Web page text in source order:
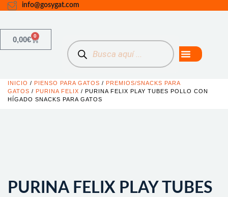
info@gosygat.com
0,00€ 0
INICIO / PIENSO PARA GATOS / PREMIOS/SNACKS PARA
GATOS / PURINA FELIX / PURINA FELIX PLAY TUBES POLLO CON
HÍGADO SNACKS PARA GATOS
PURINA FELIX PLAY TUBES